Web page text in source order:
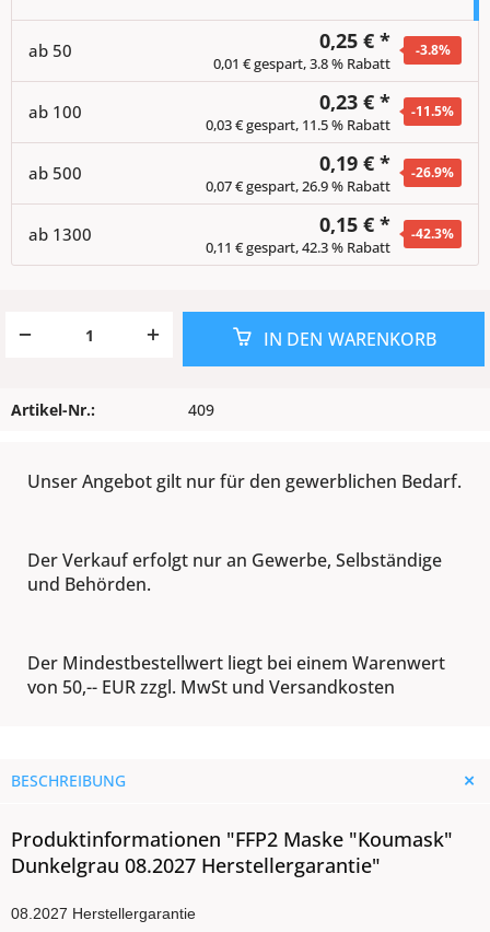
ab 50 0,25 € *
0,01 € gespart, 3.8 % Rabatt
-3.8%
ab 100 0,23 € *
0,03 € gespart, 11.5 % Rabatt
-11.5%
ab 500 0,19 € *
0,07 € gespart, 26.9 % Rabatt
-26.9%
ab 1300 0,15 € *
0,11 € gespart, 42.3 % Rabatt
-42.3%
IN DEN WARENKORB
Artikel-Nr.: 409
Unser Angebot gilt nur für den gewerblichen Bedarf.
Der Verkauf erfolgt nur an Gewerbe, Selbständige
und Behörden.
Der Mindestbestellwert liegt bei einem Warenwert
von 50,-- EUR zzgl. MwSt und Versandkosten
BESCHREIBUNG
Produktinformationen "FFP2 Maske "Koumask"
Dunkelgrau 08.2027 Herstellergarantie"
08.2027 Herstellergarantie